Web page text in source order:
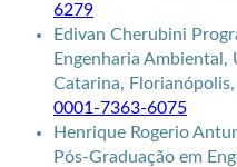
6279
Edivan Cherubini
Engenharia Ambiental,
Catarina, Florianópolis,
0001-7363-6075
Henrique Rogerio
Pós-Graduação em